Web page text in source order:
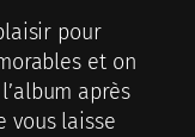
pour
et on
après
vous laisse